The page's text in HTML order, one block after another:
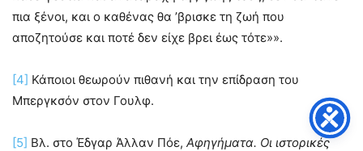
πια ξένοι, και ο καθένας θα ’βρισκε τη ζωή που
αποζητούσε και ποτέ δεν είχε βρει έως τότε»».
[4] Κάποιοι θεωρούν πιθανή και την επίδραση του
Μπεργκσόν στον Γουλφ.
[5] Βλ. στο Έδγαρ Άλλαν Πόε, Αφηγήματα. Οι ιστορικές